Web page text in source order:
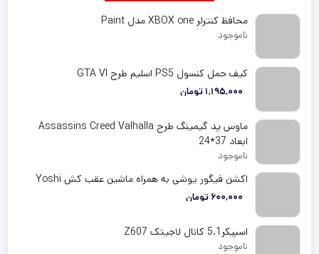
محافظ کنترلر XBOX one مدل Paint
ناموجود
کیف حمل کنسول PS5 اسلیم طرح GTA VI
1,195,000تومان
ماوس پد گیمینگ طرح Assassins Creed Valhalla
ابعاد 37*24
ناموجود
اکشن فیگور یوشی به همراه ماشین عقب کش Yoshi
600,000 تومان
اسپیکر5.1 کانال لاجیتک Z607
ناموجود